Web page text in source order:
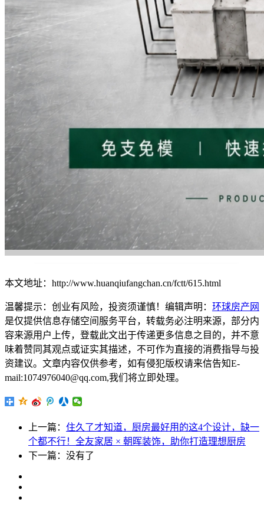
本文地址：http://www.huanqiufangchan.cn/fctt/615.html
温馨提示：创业有风险，投资须谨慎！编辑声明： 环球房产网
是仅提供信息存储空间服务平台，转载务必注明来源，部分内
容来源用户上传，登载此文出于传递更多信息之目的，并不意
味着赞同其观点或证实其描述，不可作为直接的消费指导与投
资建议。文章内容仅供参考，如有侵犯版权请来信告知E-
mail:1074976040@qq.com,我们将立即处理。
上一篇： 住久了才知道，厨房最好用的这4个设计，缺一
个都不行！全友家居 × 朝晖装饰，助你打造理想厨房
下一篇：没有了